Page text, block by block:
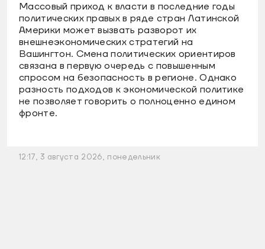
Массовый приход к власти в последние годы
политических правых в ряде стран Латинской
Америки может вызвать разворот их
внешнеэкономических стратегий на
Вашингтон. Смена политических ориентиров
связана в первую очередь с повышенным
спросом на безопасность в регионе. Однако
разность подходов к экономической политике
не позволяет говорить о полноценно едином
фронте.
12:17, 3 августа 2026, понедельник